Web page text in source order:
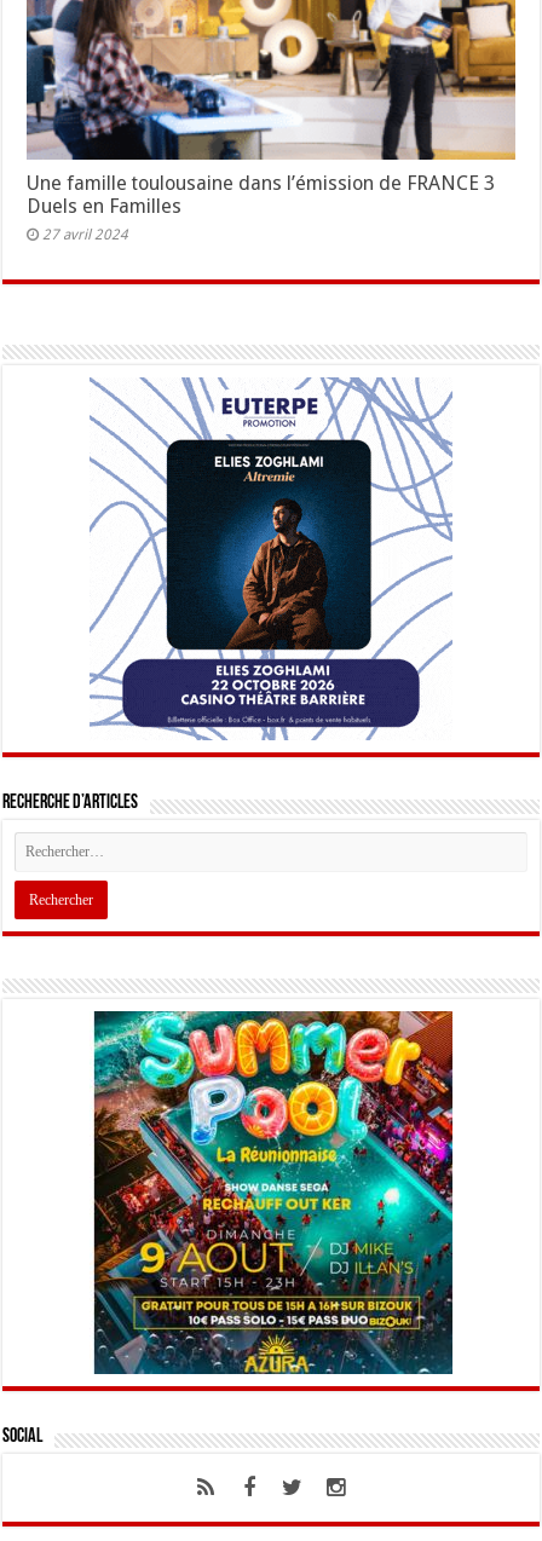
Une famille toulousaine dans l’émission de FRANCE 3
Duels en Familles
27 avril 2024
Recherche d’articles
Social